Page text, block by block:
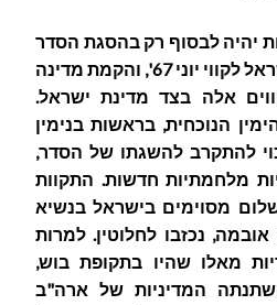
יהיה לבסוף רק בהסגת הסדר
מדיני על בסיס נסיגת ישראל לקווי יוני 67', והקמת מדינה
אלה בצד מדינת ישראל.
הנוכחית, בראשות בנימין
להתקרב להשגתו של הסדר,
מלחמתיות חדשות. התקוות
מסוימים בישראל בנשיא
נכזבו לחלוטין. למרות
מאלו שהיו בתקופת בוש,
המדיניות של ארה"ב